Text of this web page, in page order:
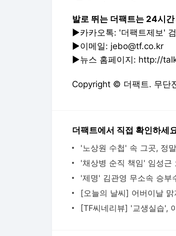
더팩트에서 직접 확인하세요.
다음뉴스 서비스안내 24시간 뉴스센터